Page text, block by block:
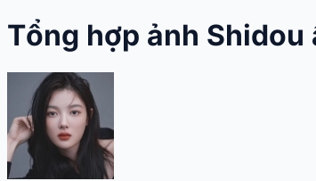
Tổng hợp ảnh